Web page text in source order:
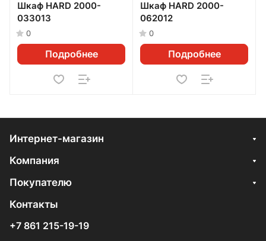
Шкаф HARD 2000-
033013
0
Подробнее
Шкаф HARD 2000-
062012
0
Подробнее
Интернет-магазин
Компания
Покупателю
Контакты
+7 861 215-19-19